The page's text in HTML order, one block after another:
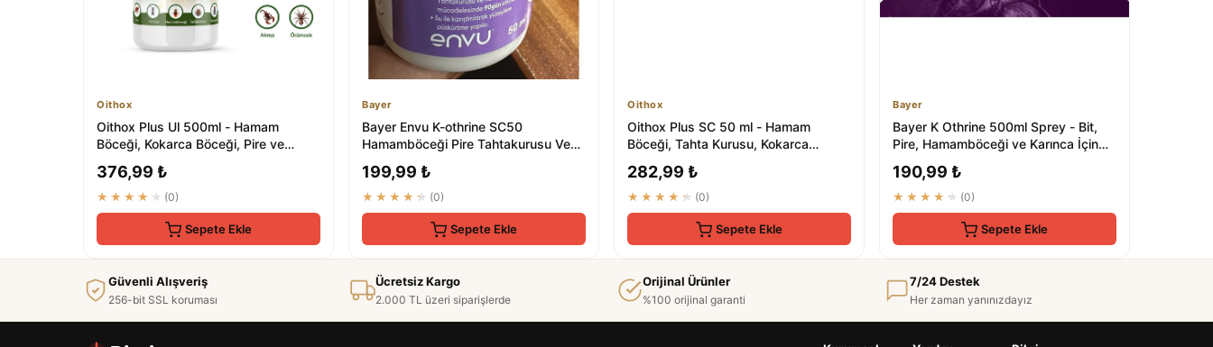
Oithox
Oithox Plus Ul 500ml - Hamam
Böceği, Kokarca Böceği, Pire ve
376,99 ₺
★★★★★ (0)
Sepete Ekle
Bayer
Bayer Envu K-othrine SC50
Hamamböceği Pire Tahtakurusu Ve
199,99 ₺
★★★★★ (0)
Sepete Ekle
Oithox
Oithox Plus SC 50 ml - Hamam
Böceği, Tahta Kurusu, Kokarca
282,99 ₺
★★★★★ (0)
Sepete Ekle
Bayer
Bayer K Othrine 500ml Sprey - Bit,
Pire, Hamamböceği ve Karınca İçin
190,99 ₺
★★★★★ (0)
Sepete Ekle
Güvenli Alışveriş
256-bit SSL koruması
Ücretsiz Kargo
2.000 TL üzeri siparişlerde
Orijinal Ürünler
%100 orijinal garanti
7/24 Destek
Her zaman yanınızdayız